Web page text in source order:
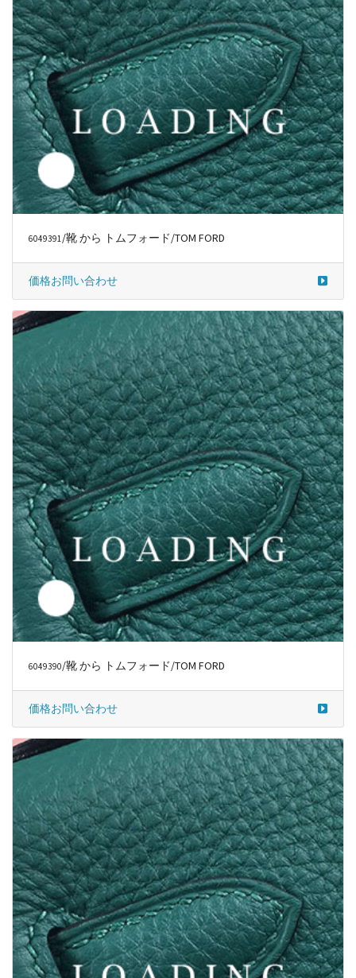
6049391 /靴 から トムフォード/TOM FORD
価格お問い合わせ